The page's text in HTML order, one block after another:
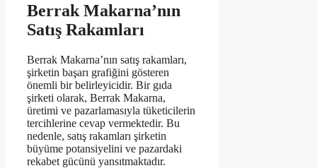
Berrak Makarna’nın
Satış Rakamları
Berrak Makarna’nın satış rakamları,
şirketin başarı grafiğini gösteren
önemli bir belirleyicidir. Bir gıda
şirketi olarak, Berrak Makarna,
üretimi ve pazarlamasıyla tüketicilerin
tercihlerine cevap vermektedir. Bu
nedenle, satış rakamları şirketin
büyüme potansiyelini ve pazardaki
rekabet gücünü yansıtmaktadır.